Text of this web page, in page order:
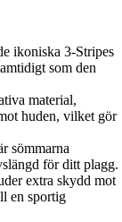
ikoniska 3-Stripes
som den
material,
huden, vilket gör
sömmarna
för ditt plagg.
extra skydd mot
en sportig